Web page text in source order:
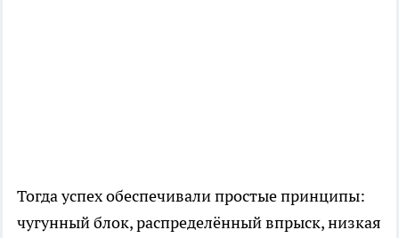
Тогда успех обеспечивали простые принципы:
чугунный блок, распределённый впрыск, низкая